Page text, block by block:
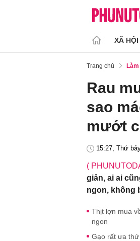
XÃ HỘI
Trang chủ
Rau
sao
mướt
15:27, Thứ
(
giản, ai ai
ngon, không
Thịt lợn mua
ngon
Gạo rất ưa